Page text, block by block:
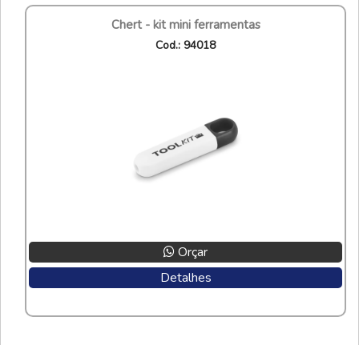
chert - kit mini ferramentas
cod.: 94018
Orçar
Detalhes